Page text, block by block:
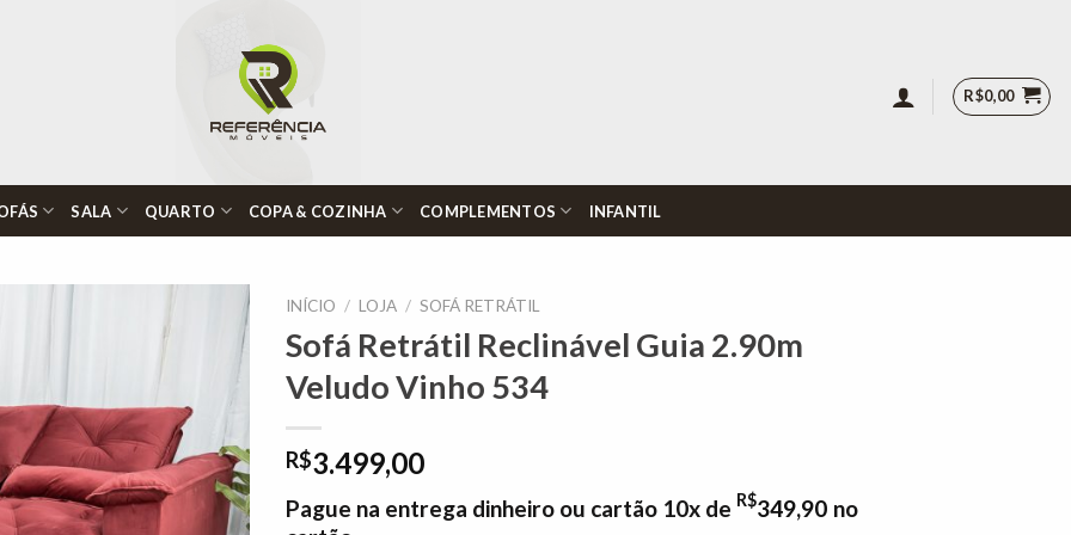
R$0,00
SALA QUARTO COPA & COZINHA COMPLEMENTOS INFANTIL
Adicionar
à lista de
desejos"
INÍCIO / LOJA / SOFÁ RETRÁTIL
Sofá Retrátil Reclinável Guia 2.90m
Veludo Vinho 534
R$3.499,00
Pague na entrega dinheiro ou cartão 10x de R$349,90 no